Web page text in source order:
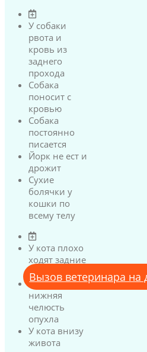
Вызов ветеринара на
У собаки
рвота и
кровь из
заднего
прохода
Собака
поносит с
кровью
Собака
постоянно
писается
Йорк не ест и
дрожит
Сухие
болячки у
кошки по
всему телу
У кота плохо
ходят задние
лапы
У кота
нижняя
челюсть
опухла
У кота внизу
живота